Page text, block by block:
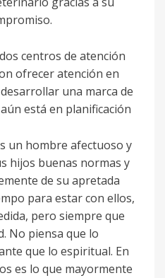
centros de atención
ofrecer atención en
una marca de
está en planificación
un hombre afectuoso y
hijos buenas normas y
de su apretada
para estar con ellos,
pero siempre que
No piensa que lo
que lo espiritual. En
es lo que mayormente